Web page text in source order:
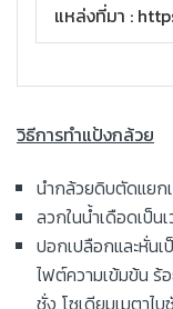
แหล่งที่มา :
วิธีการทำแป้งกล้วย
นํากล้วยดิบตัดแยก
ลวกในน้ำเดือดเป็น
ปอกเปลือกและหั่นเ
ไฟต์ความเข้มข้น ร้
ชั่ง โซเดียมเมตาไ